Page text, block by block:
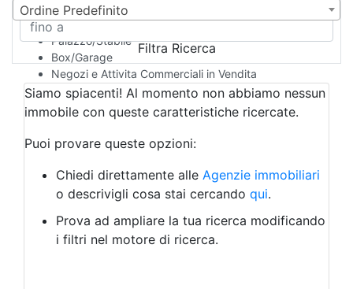
Camera d'Albergo
Multiproprietà
Palazzo/Stabile
Box/Garage
Negozi e Attivita Commerciali in Vendita
Qualsiasi
Attività/Licenza Commerciale
Azienda Agricola
Bar/Ristorante
Albergo
Laboratorio Artigianale
Negozio/locale commerciale
Agriturismo
Magazzini
Ordine Predefinito
Filtra Ricerca
Siamo spiacenti! Al momento non abbiamo nessun
immobile con queste caratteristiche ricercate.
Puoi provare queste opzioni:
Chiedi direttamente alle Agenzie immobiliari
o descrivigli cosa stai cercando qui.
Prova ad ampliare la tua ricerca modificando
i filtri nel motore di ricerca.